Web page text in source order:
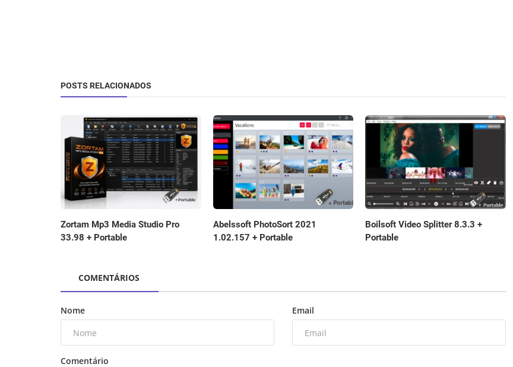
POSTS RELACIONADOS
Zortam Mp3 Media Studio Pro
33.98 + Portable
Abelssoft PhotoSort 2021
1.02.157 + Portable
Boilsoft Video Splitter 8.3.3 +
Portable
COMENTÁRIOS
Nome Email
Comentário